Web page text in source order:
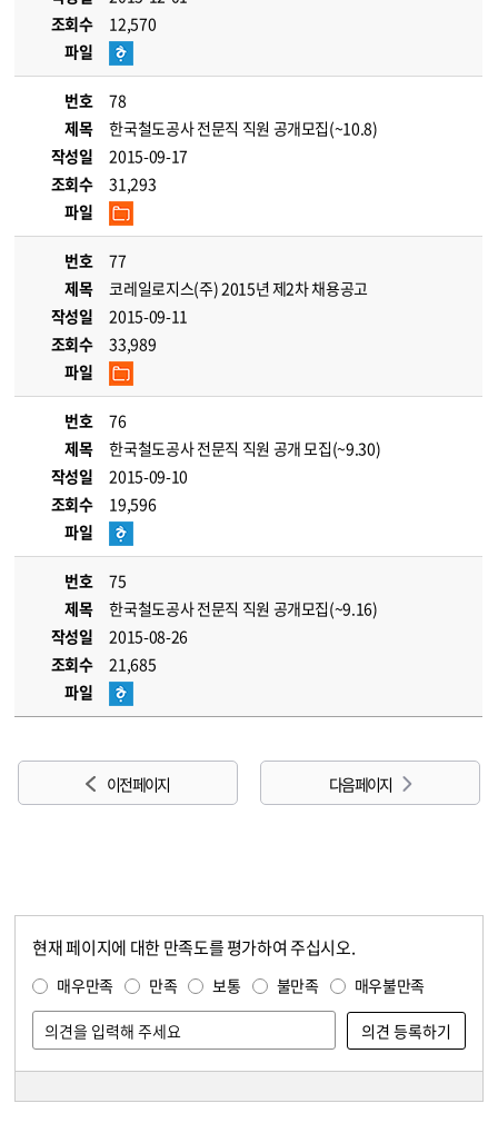
조회수
12,570
파일
번호
78
제목
한국철도공사 전문직 직원 공개모집(~10.8)
작성일
2015-09-17
조회수
31,293
파일
번호
77
제목
코레일로지스(주) 2015년 제2차 채용공고
작성일
2015-09-11
조회수
33,989
파일
번호
76
제목
한국철도공사 전문직 직원 공개 모집(~9.30)
작성일
2015-09-10
조회수
19,596
파일
번호
75
제목
한국철도공사 전문직 직원 공개모집(~9.16)
작성일
2015-08-26
조회수
21,685
파일
이전 페이지 다음 페이지
현재 페이지에 대한 만족도를 평가하여 주십시오.
매우만족 만족 보통 불만족 매우불만족